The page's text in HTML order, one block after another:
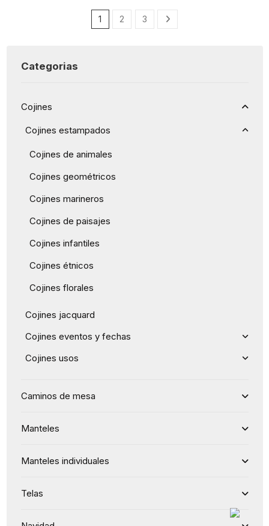
1 2 3
Categorias
Cojines
Cojines estampados
Cojines de animales
Cojines geométricos
Cojines marineros
Cojines de paisajes
Cojines infantiles
Cojines étnicos
Cojines florales
Cojines jacquard
Cojines eventos y fechas
Cojines usos
Caminos de mesa
Manteles
Manteles individuales
Telas